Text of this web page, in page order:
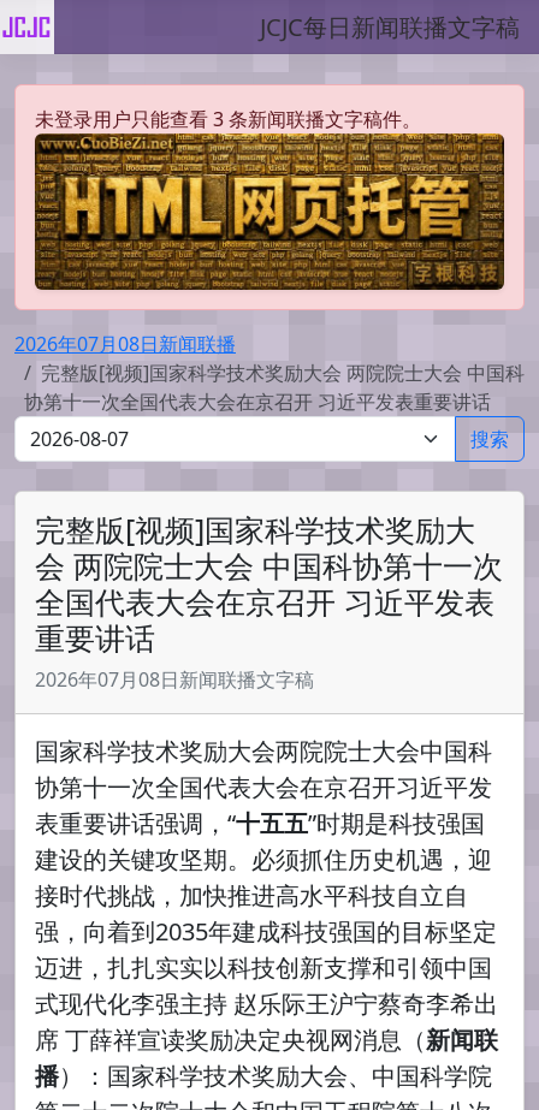
JCJC每日新闻联播文字稿
未登录用户只能查看 3 条新闻联播文字稿件。
2026年07月08日新闻联播
完整版[视频]国家科学技术奖励大会 两院院士大会 中国科
协第十一次全国代表大会在京召开 习近平发表重要讲话
搜索
完整版[视频]国家科学技术奖励大
会 两院院士大会 中国科协第十一次
全国代表大会在京召开 习近平发表
重要讲话
2026年07月08日新闻联播文字稿
国家科学技术奖励大会两院院士大会中国科
协第十一次全国代表大会在京召开习近平发
表重要讲话强调，“十五五”时期是科技强国
建设的关键攻坚期。必须抓住历史机遇，迎
接时代挑战，加快推进高水平科技自立自
强，向着到2035年建成科技强国的目标坚定
迈进，扎扎实实以科技创新支撑和引领中国
式现代化李强主持 赵乐际王沪宁蔡奇李希出
席 丁薛祥宣读奖励决定央视网消息（新闻联
播）：国家科学技术奖励大会、中国科学院